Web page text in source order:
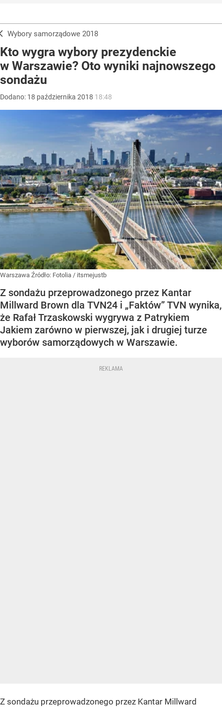
Wybory samorządowe 2018
Kto wygra wybory prezydenckie
w Warszawie? Oto wyniki najnowszego
sondażu
Dodano: 18 października 2018 18:48
Warszawa Źródło: Fotolia / itsmejustb
Z sondażu przeprowadzonego przez Kantar
Millward Brown dla TVN24 i „Faktów” TVN wynika,
że Rafał Trzaskowski wygrywa z Patrykiem
Jakiem zarówno w pierwszej, jak i drugiej turze
wyborów samorządowych w Warszawie.
Z sondażu przeprowadzonego przez Kantar Millward